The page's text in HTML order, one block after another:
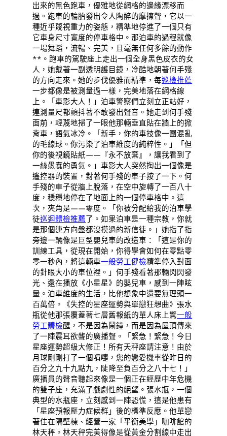
出來的黑色跑車，優雅地從網格的邊緣漂移而
過。跑車的輪胎發出令人陶醉的摩擦聲，它以一
種近乎蔑視重力的姿態，精準地停進了一個只有
它車身尺寸寬度的停車格中。那泊車的過程就像
一場舞蹈，流暢、完美，且毫無任何多餘的動作
**。跑車的駕駛座上走出一個全身黑色皮衣的女
人，她戴著一副透明護目鏡，冷酷地朝著何手殘
的方向走來。她的步伐優雅而精準，每巡檢推薦
一步都像是被測量過一樣，完美地落在網格線
上。「車影大人！」泊車警察們立刻立正站好，
連測量尺都顫抖著不敢發出聲音。她走到何手殘
面前，輕蔑地掃了一眼他那輛垂直貼在牆上的掀
背車，語氣冰冷。「新手，你的車技像一團混亂
的毛線球。你污染了泊車維度的純粹性。」「但
你的後視鏡貼紙——『永不放棄』，讓我看到了
一絲愚蠢的勇氣。」車影大人突然掏出一個像是
遙控器的裝置，對著何手殘的車子按了一下。何
手殘的車子從牆上脫落，在空中旋轉了一百八十
度，穩穩地停在了地面上的一個停車格中。這
次，夾角是——零度。「你被分配給我的泊車學
徒巡迴體檢推薦了。如果泊車是一種宗教，你就
是那個連方向盤都沒摸過的新信徒。」她指了指
旁邊一輛像是巨型嬰兒車的改造車：「這是你的
訓練工具，從現在開始，你得學會如何在零點零
零一秒內，將這輛車一般勞工健檢精準停入對面
的針眼大小的車位裡。」何手殘看著那輛閃閃發
光、還在播放《小星星》的嬰兒車，感到一陣眩
暈。泊車維度的生活，比他想象中還要無理頭一
百萬倍。《失控的星座運勢與單戀狂想曲》張水
瓶從他那張覆蓋著七層舊報紙的單人床上驚一般
勞工體檢醒，不是因為鬧鐘，而是因為屋頂傳來
了一陣震耳欲聾的廣播聲。「緊急！緊急！今日
星座運勢超級大修正！所有天秤座請注意！由於
月球剛剛打了一個噴嚏，您的戀愛機率從昨日的
百分之九十九點九，陡降至負百分之八十七！」
廣播員的聲音聽起來像是一個正在經歷中年危機
的雙子座，充滿了戲劇性的絕望。張水瓶，一個
典型的水瓶座，立刻感到一陣恐慌，這是他患有
「星座預報壓力症候群」後的標準反應。他單戀
著住在隔壁棟、經營一家「平衡美學」咖啡館的
林天秤。林天秤完美得像是從黃金分割線中走出